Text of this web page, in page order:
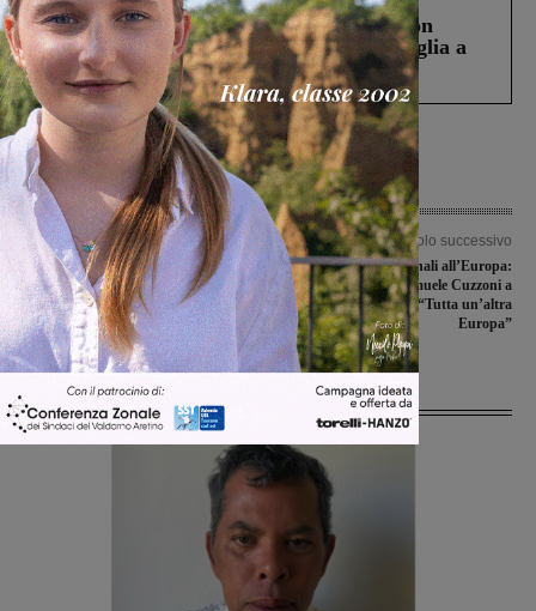
Scomparso da una struttura di Castiglion
Fiorentino l’uomo che aveva ucciso la figlia a
Levane nel 2020
Articolo precedente
Figline, la Misericordia festeggia 195
anni: è stata la prima nata in
Valdarno
Articolo successivo
Dai consigli comunali all’Europa:
Benedetta Bidini e Samuele Cuzzoni a
Bruxelles per “Tutta un’altra
Europa”
Ultime Notizie